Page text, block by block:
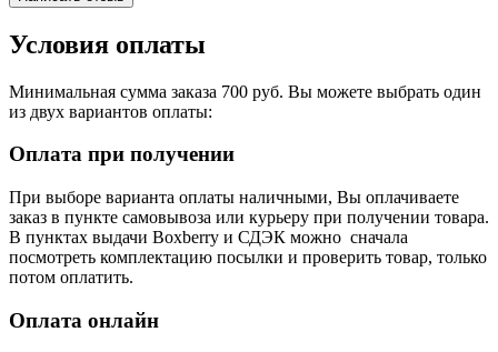
Условия оплаты
Минимальная сумма заказа 700 руб. Вы можете выбрать один
из двух вариантов оплаты:
Оплата при получении
При выборе варианта оплаты наличными, Вы оплачиваете
заказ в пункте самовывоза или курьеру при получении товара.
В пунктах выдачи Boxberry и СДЭК можно сначала
посмотреть комплектацию посылки и проверить товар, только
потом оплатить.
Оплата онлайн